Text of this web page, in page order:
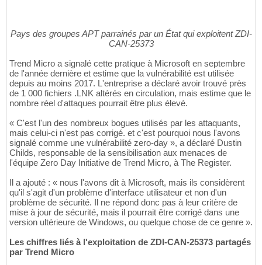
Pays des groupes APT parrainés par un État qui exploitent ZDI-
CAN-25373
Trend Micro a signalé cette pratique à Microsoft en septembre
de l'année dernière et estime que la vulnérabilité est utilisée
depuis au moins 2017. L'entreprise a déclaré avoir trouvé près
de 1 000 fichiers .LNK altérés en circulation, mais estime que le
nombre réel d'attaques pourrait être plus élevé.
« C'est l'un des nombreux bogues utilisés par les attaquants,
mais celui-ci n'est pas corrigé. et c'est pourquoi nous l'avons
signalé comme une vulnérabilité zero-day », a déclaré Dustin
Childs, responsable de la sensibilisation aux menaces de
l'équipe Zero Day Initiative de Trend Micro, à The Register.
Il a ajouté : « nous l'avons dit à Microsoft, mais ils considèrent
qu'il s'agit d'un problème d'interface utilisateur et non d'un
problème de sécurité. Il ne répond donc pas à leur critère de
mise à jour de sécurité, mais il pourrait être corrigé dans une
version ultérieure de Windows, ou quelque chose de ce genre ».
Les chiffres liés à l'exploitation de ZDI-CAN-25373 partagés
par Trend Micro